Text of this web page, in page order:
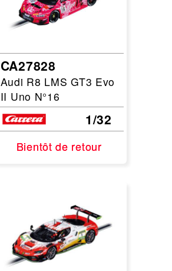
CA27828
Audi R8 LMS GT3 Evo
II Uno N°16
1/32
Bientôt de retour
Bientôt de retour